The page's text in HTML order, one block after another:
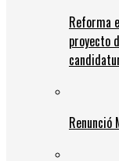
Reforma
proyecto